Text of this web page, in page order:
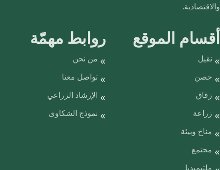
والاقتصادية.
أقسام الموقع
نقيل
حصن
زقاق
زراعة
مناخ وبيئة
مجتمع
ملتيميديا
روابط مهمّة
من نحن
تواصل معنا
الإرشاد الزراعي
نموذج الشكاوى